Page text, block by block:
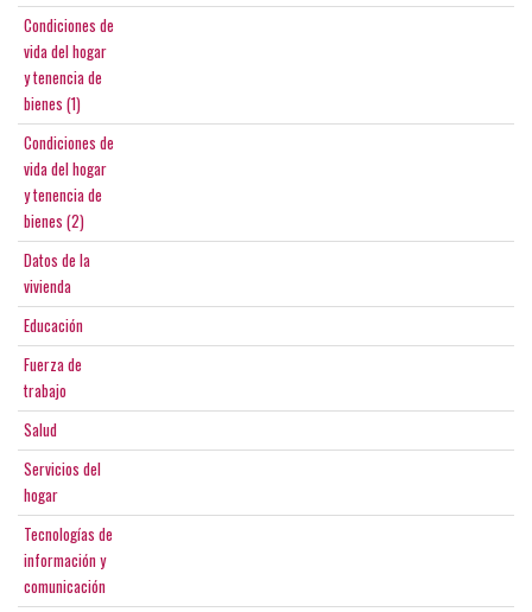
Condiciones de
vida del hogar
y tenencia de
bienes (1)
Condiciones de
vida del hogar
y tenencia de
bienes (2)
Datos de la
vivienda
Educación
Fuerza de
trabajo
Salud
Servicios del
hogar
Tecnologías de
información y
comunicación